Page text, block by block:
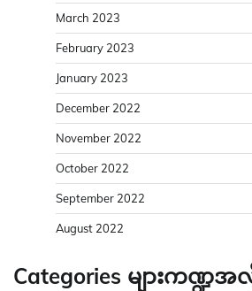
March 2023
February 2023
January 2023
December 2022
November 2022
October 2022
September 2022
August 2022
Categories များကဏ္ဍ